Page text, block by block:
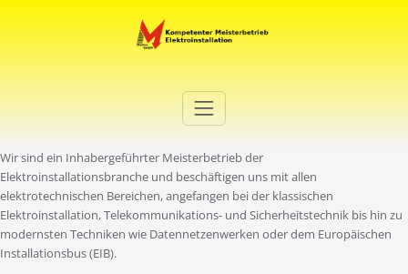
Elektro Martini
Wir sind ein Inhabergeführter Meisterbetrieb der
Elektroinstallationsbranche und beschäftigen uns mit allen
elektrotechnischen Bereichen, angefangen bei der klassischen
Elektroinstallation, Telekommunikations- und Sicherheitstechnik bis hin zu
modernsten Techniken wie Datennetzenwerken oder dem Europäischen
Installationsbus (EIB).